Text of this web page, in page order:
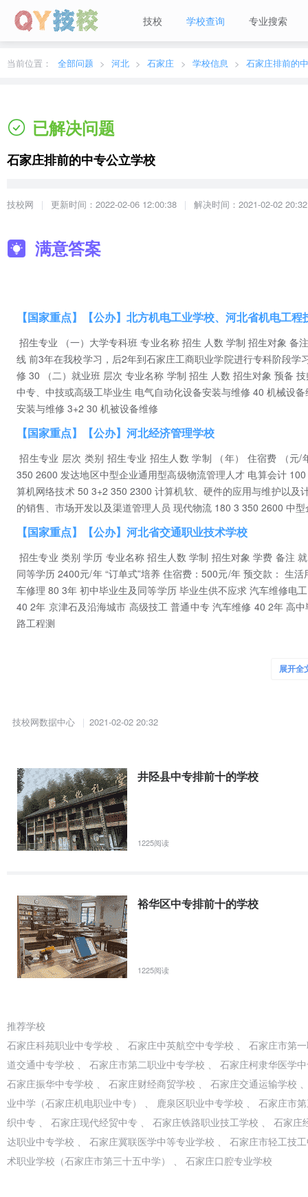
技校 学校查询 专业搜索
当前城市： 广东 切换地区
当前位置： 全部问题 河北 石家庄 学校信息 石家庄排前的
已解决问题
石家庄排前的中专公立学校
技校网 更新时间：2022-02-06 12:00:38 解决时间：2021-02-02 20:32
满意答案
【国家重点】【公办】北方机电工业学校、河北省机电工程
招生专业 （一）大学专科班 专业名称 招生 人数 学制 招生对象
线 前3年在我校学习，后2年到石家庄工商职业学院进行专科阶段
修 30 （二）就业班 层次 专业名称 学制 招生 人数 招生对象 预备
中专、中技或高级工毕业生 电气自动化设备安装与维修 40 机械设
安装与维修 3+2 30 机被设备维修
【国家重点】【公办】河北经济管理学校
招生专业 层次 类别 招生专业 招生人数 学制 （年） 住宿费 （
350 2600 发达地区中型企业通用型高级物流管理人才 电算会计
算机网络技术 50 3+2 350 2300 计算机软、硬件的应用与维护以
的销售、市场开发以及渠道管理人员 现代物流 180 3 350 2600 中
【国家重点】【公办】河北省交通职业技术学校
招生专业 类别 学历 专业名称 招生人数 学制 招生对象 学费 备注
同等学历 2400元/年 “订单式”培养 住宿费：500元/年 预交款： 生
车修理 80 3年 初中毕业生及同等学历 毕业生供不应求 汽车维修电
40 2年 京津石及沿海城市 高级技工 普通中专 汽车维修 40 2年 高
路工程测
招生专业 学校代码：中专： 5323 “ 3 ＋ 2 ”高职大专： 5523 河
家庄经济学院联办 建筑工程预算 3 招收应往届初高中毕业生 物业
招生专业 （一）高级技工(等同大专学历) 机电设备安装与维修、
设备安装与维修、 机电设备、 安装与维修、 数控加工(加工中心
车制造与装配、 风电场机电设备运行与 维护、 会计、 护理、 幼
管 理、 电子商务 （ 三 ）中专 机电技术应用、 机械加工技术、
服务与管理、 会计电算化、 商品经 营 10、火电厂热力设备
招生专业 类别 专业名称 临床医学类(专) 临床医学 口腔医学 中医
术 医学影像技术 公共卫生与卫生管理类(专) 卫生信息管理 学校简
等专科学校。学校创办于1992年，原名石家庄华医医学专修学院
家级重点中等职业学校”，被河北省教育厅评为“河北省重点中等职
批准，石家庄人民医学高等专科学校正式成立。 学校2006年被教育
招生专业 专业代码 专业 招生人数 学费 元/年 住宿费 元/年 学制
中毕业生。 2．汽车运用与维修、计算机及应用、会计三个专业男
工（机械设备维修） 50 3000 600 3 04 机电技术应用 200 3000
制冷和空调设备运用与维修 50 3000 600 3 08 汽车运用与维修 50
展开全
技校网数据中心 2021-02-02 20:32
井陉县中专排前十的学校
1225阅读
裕华区中专排前十的学校
1225阅读
推荐学校
石家庄科苑职业中专学校 、 石家庄中英航空中专学校 、 石家庄市第
道交通中专学校 、 石家庄市第二职业中专学校 、 石家庄柯隶华医学
石家庄振华中专学校 、 石家庄财经商贸学校 、 石家庄交通运输学校
业中学（石家庄机电职业中专） 、 鹿泉区职业中专学校 、 石家庄市
织中专 、 石家庄现代经贸中专 、 石家庄铁路职业技工学校 、 石家
达职业中专学校 、 石家庄冀联医学中等专业学校 、 石家庄市轻工技
术职业学校（石家庄市第三十五中学） 、 石家庄口腔专业学校